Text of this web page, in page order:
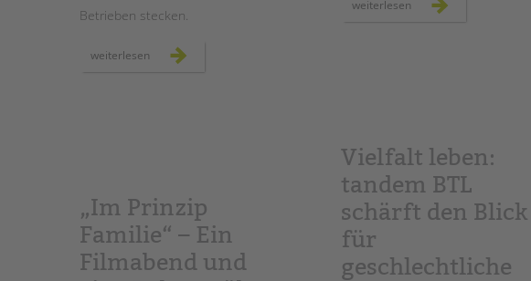
weiterlesen fachtag
Betrieben stecken.
weiterlesen jung
Vielfalt leben:
tandem BTL
schärft den Blick
für
geschlechtliche
„Im Prinzip
Familie“ – Ein
Filmabend und